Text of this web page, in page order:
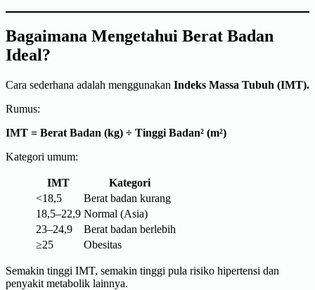
Bagaimana Mengetahui Berat Badan
Ideal?
Cara sederhana adalah menggunakan Indeks Massa Tubuh (IMT).
Rumus:
IMT = Berat Badan (kg) ÷ Tinggi Badan² (m²)
Kategori umum:
IMT
Kategori
<18,5
Berat badan kurang
18,5–22,9 Normal (Asia)
23–24,9
Berat badan berlebih
≥25
Obesitas
Semakin tinggi IMT, semakin tinggi pula risiko hipertensi dan
penyakit metabolik lainnya.